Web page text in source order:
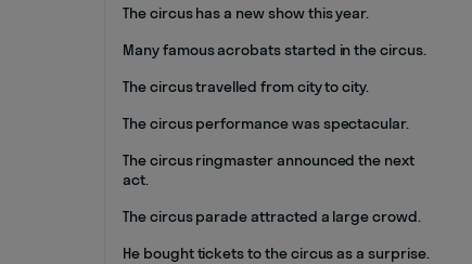
The circus has a new show this year.
Many famous acrobats started in the circus.
The circus travelled from city to city.
The circus performance was spectacular.
The circus ringmaster announced the next
act.
The circus parade attracted a large crowd.
He bought tickets to the circus as a surprise.